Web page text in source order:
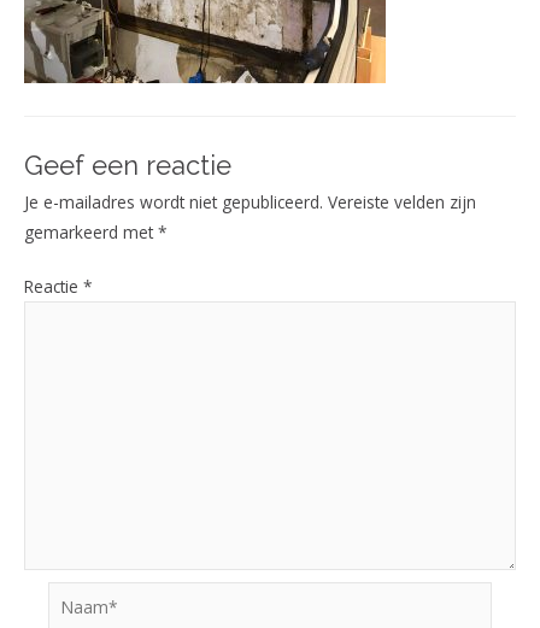
Geef een reactie
Je e-mailadres wordt niet gepubliceerd. Vereiste velden zijn
gemarkeerd met*
Reactie *